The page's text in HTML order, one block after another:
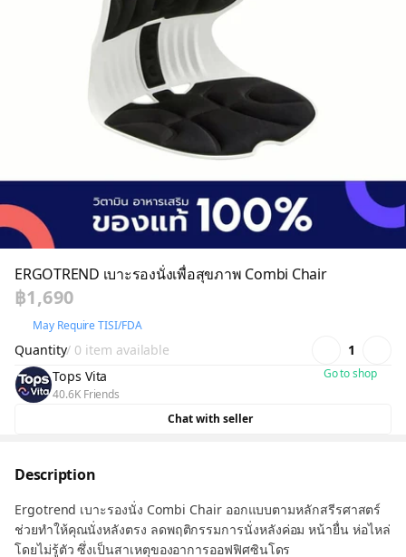
ERGOTREND เบาะรองนั่งเพื่อสุขภาพ Combi Chair
฿1,690
May Require TISI/FDA
Quantity/ 0 item available
1
Tops Vita
40.6K Friends
Go to shop
Chat with seller
Description
Ergotrend เบาะรองนั่ง Combi Chair ออกแบบตามหลักสรีรศาสตร์
ช่วยทำให้คุณนั่งหลังตรง ลดพฤติกรรมการนั่งหลังค่อม หน้ายื่น ห่อไหล่
โดยไม่รู้ตัว ซึ่งเป็นสาเหตุของอาการออฟฟิศซินโดร